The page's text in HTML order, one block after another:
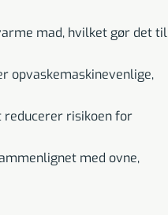
mad, hvilket gør det til
opvaskemaskinevenlige,
risikoen for
med ovne,